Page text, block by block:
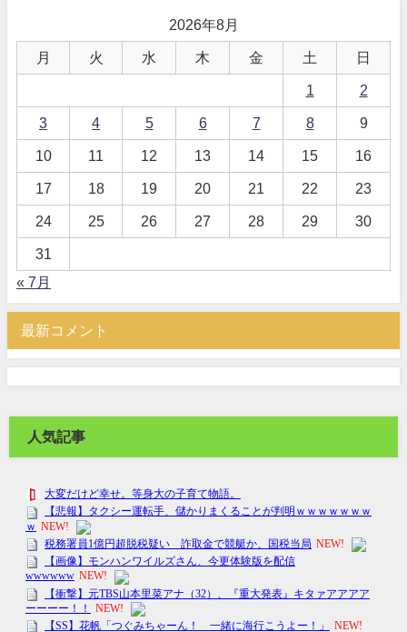
2026年8月
月 火 水 木 金 土 日
1 2
3 4 5 6 7 8 9
10 11 12 13 14 15 16
17 18 19 20 21 22 23
24 25 26 27 28 29 30
31
« 7月
最新コメント
人気記事